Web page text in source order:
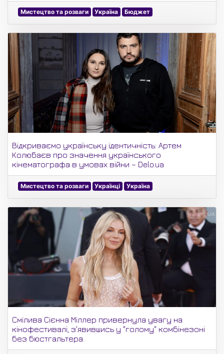
Мистецтво та розваги Україна Бюджет
Відкриваємо українську ідентичність: Артем
Колюбаєв про значення українського
кінематографа в умовах війни – Delo.ua
Мистецтво та розваги Українці Україна
Смілива Сієнна Міллер привернула увагу на
кінофестивалі, з'явившись у "голому" комбінезоні
без бюстгальтера.